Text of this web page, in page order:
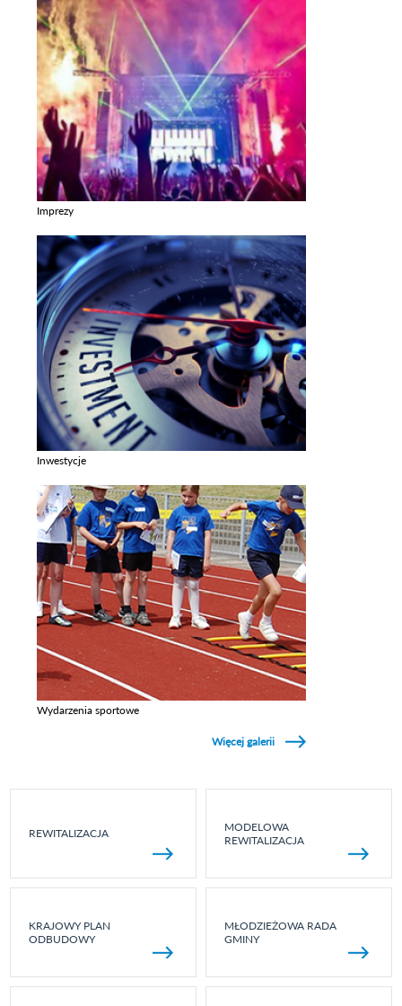
Imprezy
Inwestycje
Wydarzenia sportowe
Więcej galerii
REWITALIZACJA
MODELOWA
REWITALIZACJA
KRAJOWY PLAN
ODBUDOWY
MŁODZIEŻOWA RADA
GMINY